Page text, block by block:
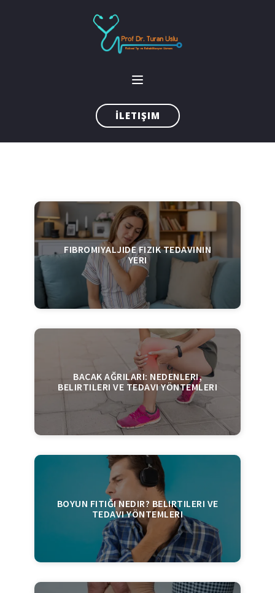
İLETIŞIM
FIBROMIYALJIDE FIZIK TEDAVININ
YERI
BACAK AĞRILARI: NEDENLERI,
BELIRTILERI VE TEDAVI YÖNTEMLERI
BOYUN FITIĞI NEDIR? BELIRTILERI VE
TEDAVI YÖNTEMLERI